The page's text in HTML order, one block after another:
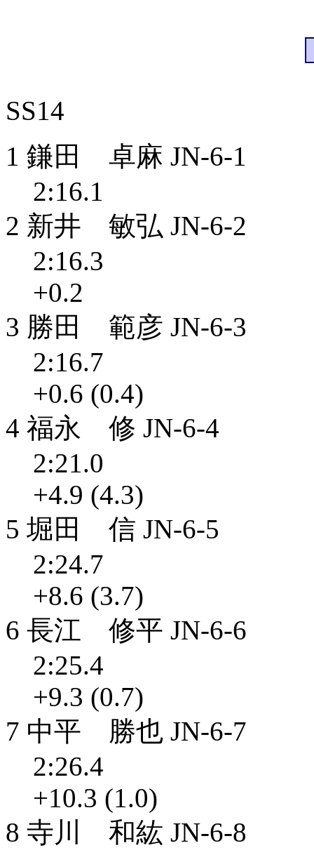
SS14
1 鎌田 卓麻 JN-6-1
2:16.1
2 新井 敏弘 JN-6-2
2:16.3
+0.2
3 勝田 範彦 JN-6-3
2:16.7
+0.6 (0.4)
4 福永 修 JN-6-4
2:21.0
+4.9 (4.3)
5 堀田 信 JN-6-5
2:24.7
+8.6 (3.7)
6 長江 修平 JN-6-6
2:25.4
+9.3 (0.7)
7 中平 勝也 JN-6-7
2:26.4
+10.3 (1.0)
8 寺川 和紘 JN-6-8